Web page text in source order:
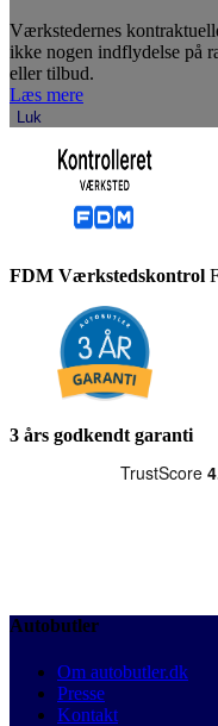
Værkstedernes
ikke nogen indflydelse på
eller tilbud.
Læs mere
Luk
FDM Værkstedskontrol
3 års godkendt garanti
Autobutler
Om autobutler.dk
Presse
Kontakt